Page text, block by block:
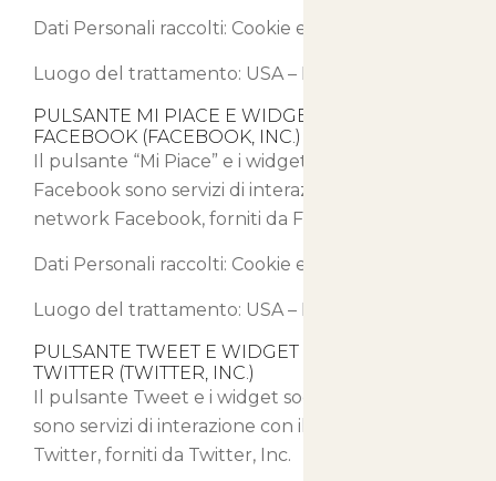
Dati Personali raccolti: Cookie e Dati di Utilizzo.
Luogo del trattamento: USA – Privacy Policy
PULSANTE MI PIACE E WIDGET SOCIALI DI
FACEBOOK (FACEBOOK, INC.)
Il pulsante “Mi Piace” e i widget sociali di
Facebook sono servizi di interazione con il social
network Facebook, forniti da Facebook, Inc.
Dati Personali raccolti: Cookie e Dati di Utilizzo.
Luogo del trattamento: USA – Privacy Policy
PULSANTE TWEET E WIDGET SOCIALI DI
TWITTER (TWITTER, INC.)
Il pulsante Tweet e i widget sociali di Twitter
sono servizi di interazione con il social network
Twitter, forniti da Twitter, Inc.